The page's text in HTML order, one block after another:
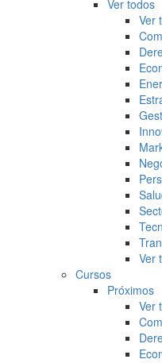
Ver todos
Ver
Ver
Cursos
Próximos
Ver